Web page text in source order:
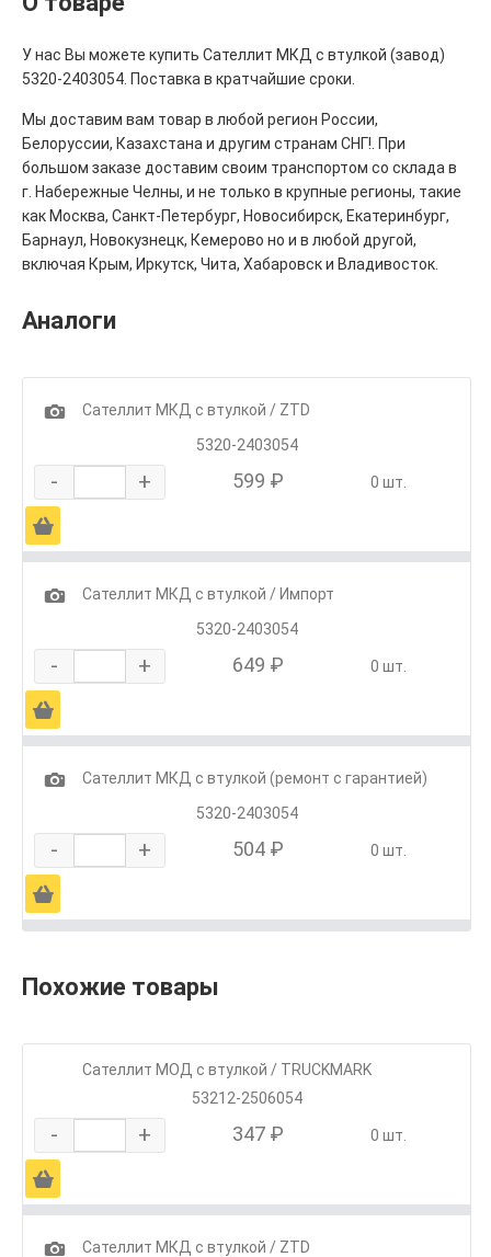
У нас Вы можете купить Сателлит МКД с втулкой (завод)
5320-2403054. Поставка в кратчайшие сроки.
Мы доставим вам товар в любой регион России,
Белоруссии, Казахстана и другим странам СНГ!. При
большом заказе доставим своим транспортом со склада в
г. Набережные Челны, и не только в крупные регионы, такие
как Москва, Санкт-Петербург, Новосибирск, Екатеринбург,
Барнаул, Новокузнецк, Кемерово но и в любой другой,
включая Крым, Иркутск, Чита, Хабаровск и Владивосток.
Аналоги
1
Сателлит МКД с втулкой / ZTD
5320-2403054
- + 599 ₽ 0 шт.
Ä
1
Сателлит МКД с втулкой / Импорт
5320-2403054
- + 649 ₽ 0 шт.
Ä
1
Сателлит МКД с втулкой (ремонт с гарантией)
5320-2403054
- + 504 ₽ 0 шт.
Ä
Похожие товары
Сателлит МОД с втулкой / TRUCKMARK
53212-2506054
- + 347 ₽ 0 шт.
Ä
1
Сателлит МКД с втулкой / ZTD